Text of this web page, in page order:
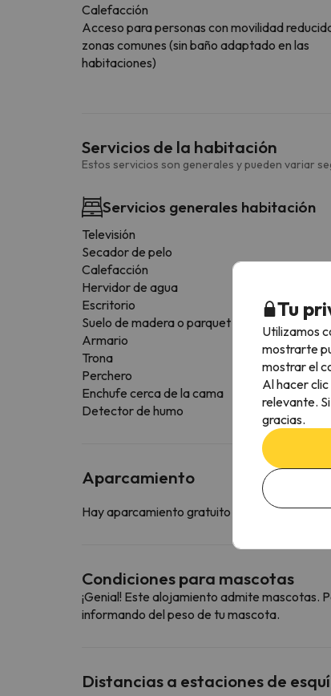
Calefacción
Acceso para personas con movilidad
zonas comunes (sin baño adaptado en las
habitaciones)
Servicios de la habitación
Estos servicios son generales y pueden variar
Servicios generales habitación
Televisión
Secador de pelo
Calefacción
Hervidor de agua
Escritorio
Suelo de madera o parquet
Armario
Trona
Perchero
Enchufe cerca de la cama
Detector de humo
Aparcamiento
Hay aparcamiento gratuito disponible en las
Condiciones para mascotas
¡Genial! Este alojamiento admite mascotas.
informando del peso de tu mascota.
Distancias a estaciones de
Tu
Utilizamos
mostrarte
mostrar el
Al hacer
relevante.
gracias.